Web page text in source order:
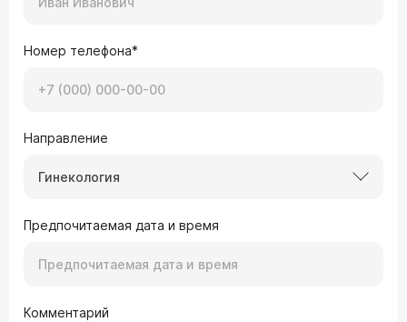
Номер телефона*
Направление
Гинекология
Предпочитаемая дата и время
Комментарий